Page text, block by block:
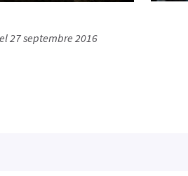
27 septembre 2016